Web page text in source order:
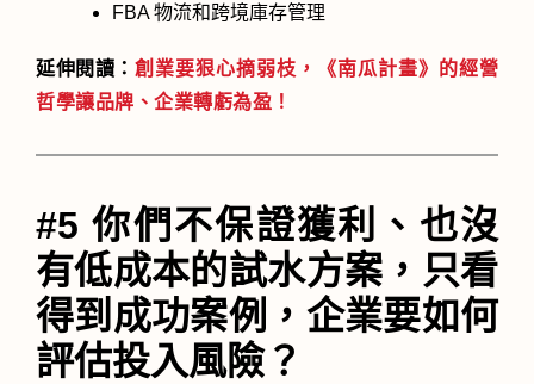
FBA 物流和跨境庫存管理
延伸閱讀： 創業要狠心摘弱枝，《南瓜計畫》的經營
哲學讓品牌、企業轉虧為盈！
#5 你們不保證獲利、也沒
有低成本的試水方案，只看
得到成功案例，企業要如何
評估投入風險？